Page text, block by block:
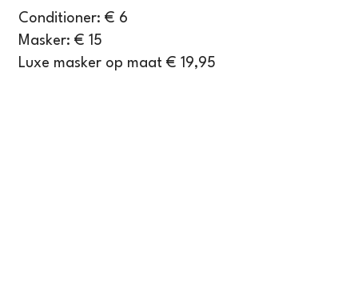
Conditioner: € 6
Masker: € 15
Luxe masker op maat € 19,95